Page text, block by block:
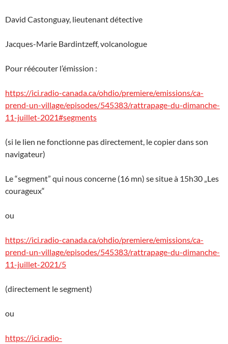
David Castonguay, lieutenant détective
Jacques-Marie Bardintzeff, volcanologue
Pour réécouter l’émission :
https://ici.radio-canada.ca/ohdio/premiere/emissions/ca-
prend-un-village/episodes/545383/rattrapage-du-dimanche-
11-juillet-2021#segments
(si le lien ne fonctionne pas directement, le copier dans son
navigateur)
Le “segment” qui nous concerne (16 mn) se situe à 15h30 „Les
courageux“
ou
https://ici.radio-canada.ca/ohdio/premiere/emissions/ca-
prend-un-village/episodes/545383/rattrapage-du-dimanche-
11-juillet-2021/5
(directement le segment)
ou
https://ici.radio-